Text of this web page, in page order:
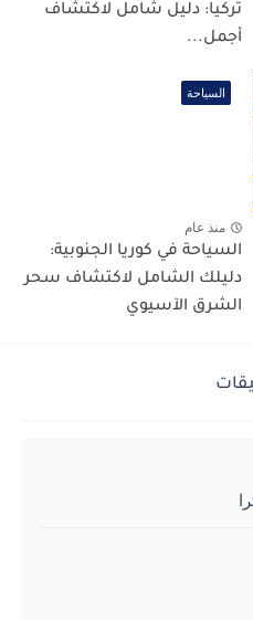
تركيا: دليل شامل لاكتشاف
أجمل...
السياحة
منذ عام
السياحة في كوريا الجنوبية:
دليلك الشامل لاكتشاف سحر
الشرق الآسيوي